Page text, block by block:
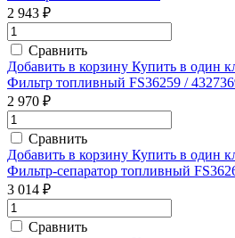
2 943 ₽
Сравнить
Добавить в корзину Купить в один
Фильтр топливный FS36259 /
2 970 ₽
Сравнить
Добавить в корзину Купить в один
Фильтр-сепаратор топливный
3 014 ₽
Сравнить